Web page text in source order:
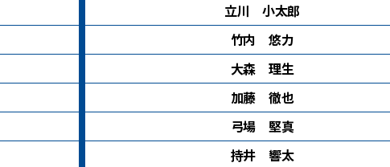
立川 小太郎
竹内 悠力
大森 理生
加藤 徹也
弓場 堅真
持井 響太